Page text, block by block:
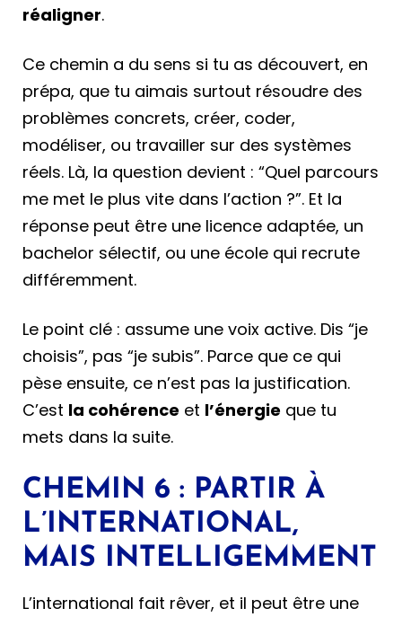
réaligner.
Ce chemin a du sens si tu as découvert, en
prépa, que tu aimais surtout résoudre des
problèmes concrets, créer, coder,
modéliser, ou travailler sur des systèmes
réels. Là, la question devient : “Quel parcours
me met le plus vite dans l’action ?”. Et la
réponse peut être une licence adaptée, un
bachelor sélectif, ou une école qui recrute
différemment.
Le point clé : assume une voix active. Dis “je
choisis”, pas “je subis”. Parce que ce qui
pèse ensuite, ce n’est pas la justification.
C’est la cohérence et l’énergie que tu
mets dans la suite.
CHEMIN 6 : PARTIR À
L’INTERNATIONAL,
MAIS INTELLIGEMMENT
L’international fait rêver, et il peut être une